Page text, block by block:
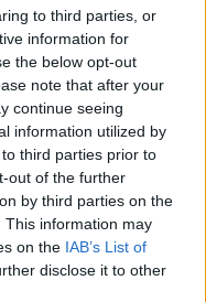
to third parties, or
information for
the below opt-out
note that after your
continue seeing
information utilized by
third parties prior to
out of the further
by third parties on the
This information may
on the IAB’s List of
disclose it to other
ukrán védelmi
vette
dicsérve
különleges, és az
ellentétben áll
Az...